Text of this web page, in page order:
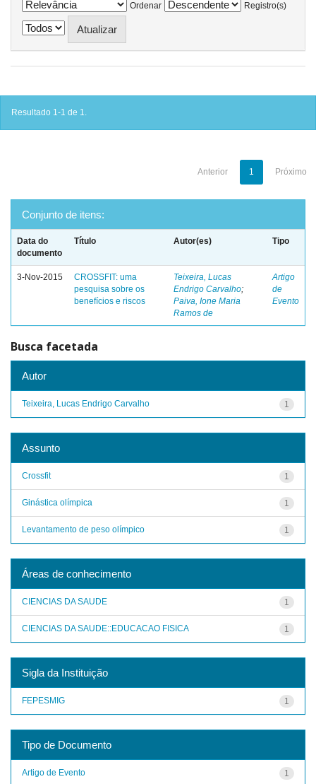
Ordenar
Registro(s)
Resultado 1-1 de 1.
Anterior 1 Próximo
Conjunto de itens:
Data do
documento
Título Autor(es) Tipo
3-Nov-2015
CROSSFIT: uma
pesquisa sobre os
benefícios e riscos
Teixeira, Lucas
Endrigo Carvalho;
Paiva, Ione Maria
Ramos de
Artigo
de
Evento
Busca facetada
Autor
1
Teixeira, Lucas Endrigo Carvalho
Assunto
1
Crossfit
1
Ginástica olímpica
1
Levantamento de peso olímpico
Áreas de conhecimento
1
CIENCIAS DA SAUDE
1
CIENCIAS DA SAUDE::EDUCACAO FISICA
Sigla da Instituição
1
FEPESMIG
Tipo de Documento
1
Artigo de Evento